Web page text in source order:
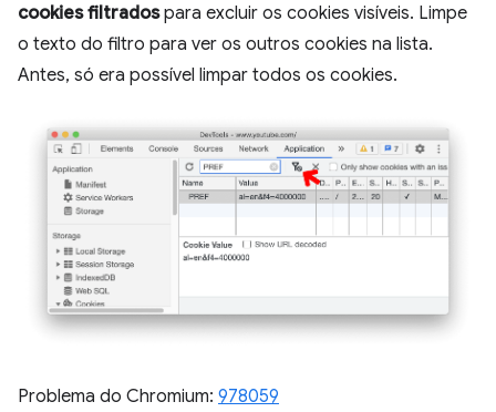
cookies filtradospara excluir os cookies visíveis. Limpe
o texto do filtro para ver os outros cookies na lista.
Antes, só era possível limpar todos os cookies.
Problema do Chromium: 978059